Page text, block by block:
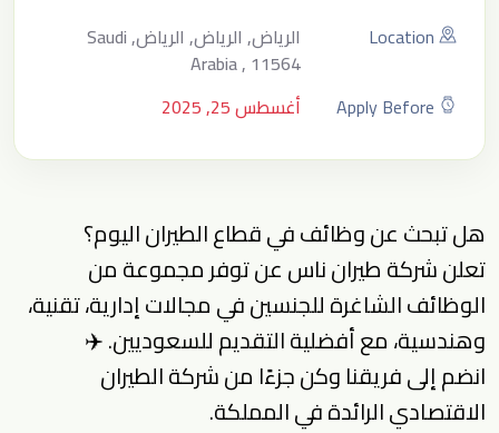
Location
الرياض, الرياض, الرياض, Saudi
Arabia , 11564
Apply Before
أغسطس 25, 2025
هل تبحث عن وظائف في قطاع الطيران اليوم؟
تعلن شركة طيران ناس عن توفر مجموعة من
الوظائف الشاغرة للجنسين في مجالات إدارية، تقنية،
وهندسية، مع أفضلية التقديم للسعوديين. ✈️
انضم إلى فريقنا وكن جزءًا من شركة الطيران
الاقتصادي الرائدة في المملكة.